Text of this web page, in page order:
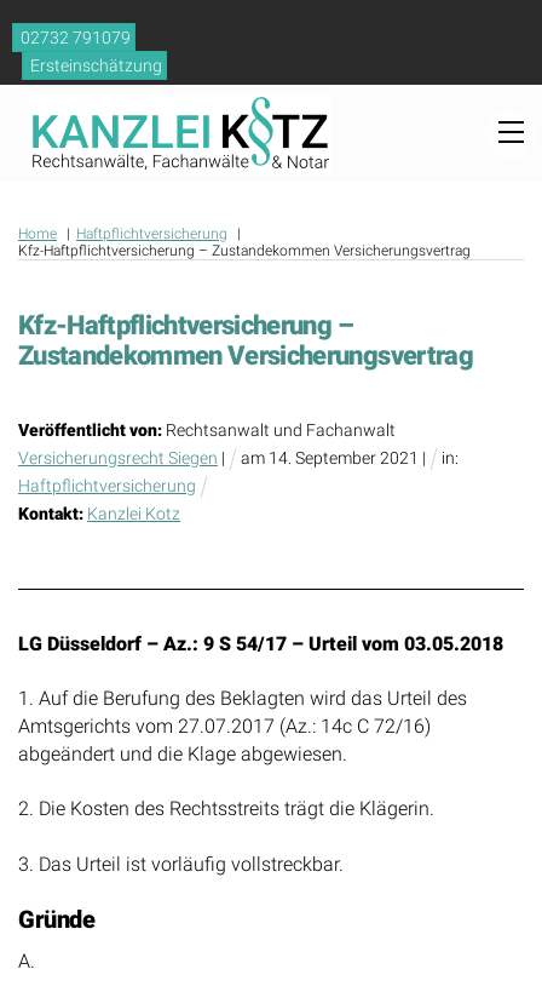
content
02732 791079
Ersteinschätzung
Home
Haftpflichtversicherung
Kfz-Haftpflichtversicherung – Zustandekommen Versicherungsvertrag
Kfz-Haftpflichtversicherung –
Zustandekommen Versicherungsvertrag
Veröffentlicht von: Rechtsanwalt und Fachanwalt
Versicherungsrecht Siegen | am 14 .September2021 |
in:
Haftpflichtversicherung
Kontakt: Kanzlei Kotz
LG Düsseldorf – Az.: 9 S 54/17 – Urteil vom 03.05.2018
1. Auf die Berufung des Beklagten wird das Urteil des
Amtsgerichts vom 27.07.2017 (Az.: 14c C 72/16)
abgeändert und die Klage abgewiesen.
2. Die Kosten des Rechtsstreits trägt die Klägerin.
3. Das Urteil ist vorläufig vollstreckbar.
Gründe
A.